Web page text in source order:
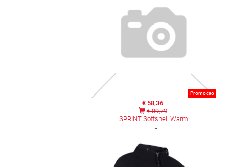
Promocao
€ 58,36
€ 89,79
SPRINT Softshell Warm